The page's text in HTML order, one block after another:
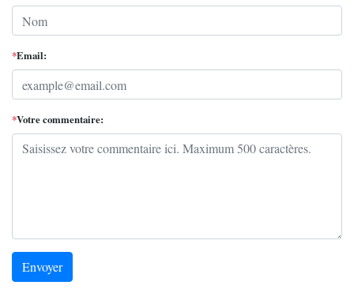
*Email:
*Votre commentaire:
Envoyer